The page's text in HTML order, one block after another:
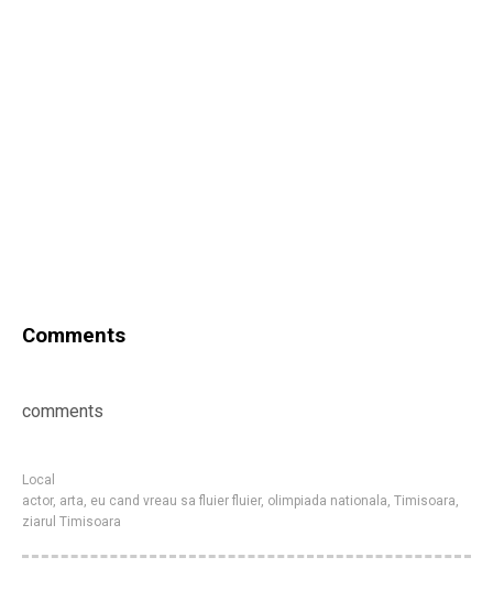
Comments
comments
Local
actor, arta, eu cand vreau sa fluier fluier, olimpiada nationala, Timisoara,
ziarul Timisoara